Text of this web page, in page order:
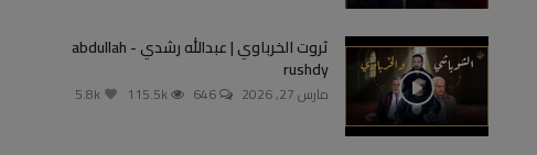
ثروت الخرباوي | عبدالله رشدي - abdullah
rushdy
مارس 27, 2026 646
115.5k